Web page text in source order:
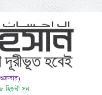
হিজরী সন